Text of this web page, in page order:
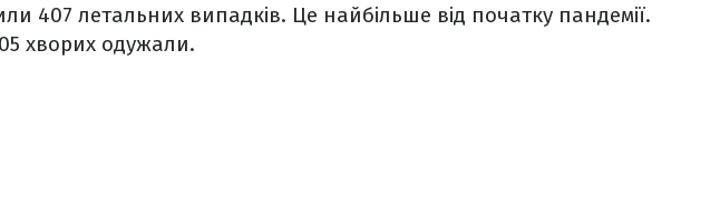
407 летальних випадків. Це найбільше від початку пандемії.
хворих одужали.